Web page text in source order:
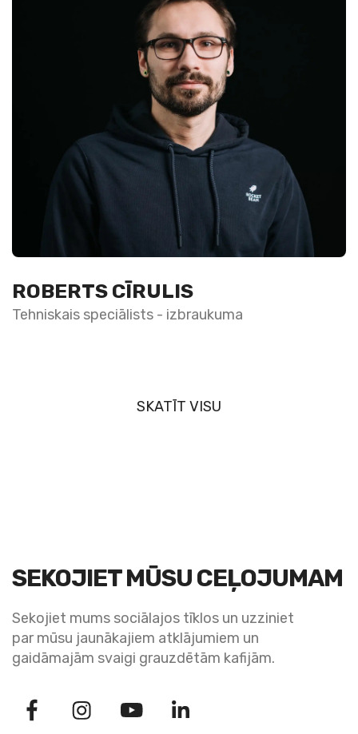
ROBERTS CĪRULIS
Tehniskais speciālists - izbraukuma
SKATĪT VISU
SEKOJIET MŪSU CEĻOJUMAM
Sekojiet mums sociālajos tīklos un uzziniet
par mūsu jaunākajiem atklājumiem un
gaidāmajām svaigi grauzdētām kafijām.